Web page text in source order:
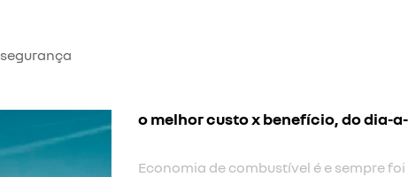
segurança
o melhor custo x benefício, do dia-
Economia de combustível é e sempre